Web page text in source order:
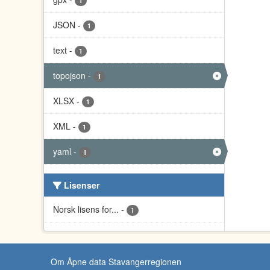
JSON - 1
text - 1
topojson - 1
XLSX - 1
XML - 1
yaml - 1
Lisenser
Norsk lisens for... - 1
Om Åpne data Stavangerregionen